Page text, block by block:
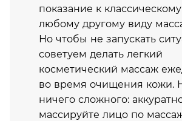
показание к
любому другому виду
Но чтобы не запускать
советуем делать легкий
косметический массаж
во время очищения кожи.
ничего сложного:
массируйте лицо по